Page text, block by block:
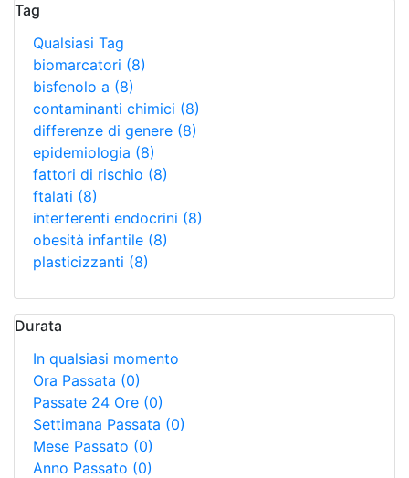
Tag
Qualsiasi Tag
biomarcatori (8)
bisfenolo a (8)
contaminanti chimici (8)
differenze di genere (8)
epidemiologia (8)
fattori di rischio (8)
ftalati (8)
interferenti endocrini (8)
obesità infantile (8)
plasticizzanti (8)
Durata
In qualsiasi momento
Ora Passata (0)
Passate 24 Ore (0)
Settimana Passata (0)
Mese Passato (0)
Anno Passato (0)